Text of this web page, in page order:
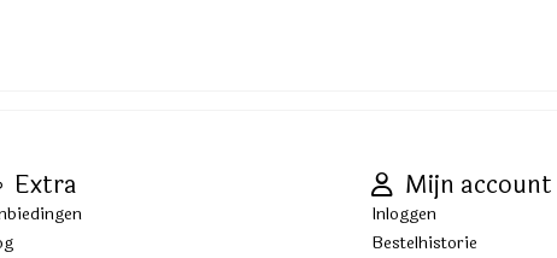
Extra Mijn account
Inloggen
Bestelhistorie